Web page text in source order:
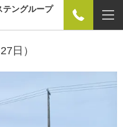
テングループ
日）